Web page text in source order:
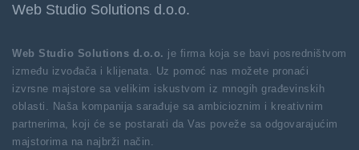
Web Studio Solutions d.o.o.
Web Studio Solutions d.o.o. je firma koja se bavi posredništvom
između izvođača i klijenata. Uz pomoć nas možete pronaći
izvrsne majstore sa velikim iskustvom iz mnogih građevinskih
oblasti. Naša kompanija sarađuje sa ambicioznim i kreativnim
partnerima, koji će se postarati da Vas poveže sa odgovarajućim
majstorima na najbrži način.